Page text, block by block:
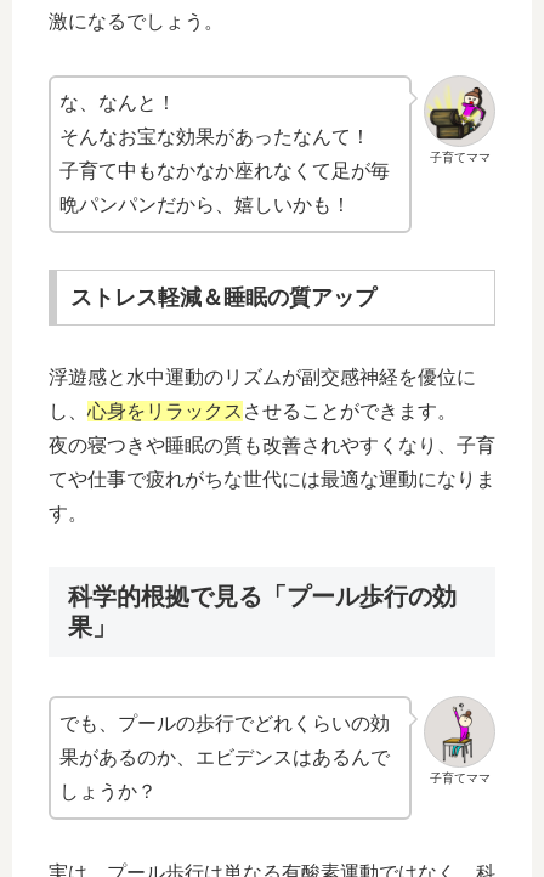
激になるでしょう。
子育てママ
な、なんと！
そんなお宝な効果があったなんて！
子育て中もなかなか座れなくて足が毎
晩パンパンだから、嬉しいかも！
ストレス軽減＆睡眠の質アップ
浮遊感と水中運動のリズムが副交感神経を優位に
し、 心身をリラックス させることができます。
夜の寝つきや睡眠の質も改善されやすくなり、子育
てや仕事で疲れがちな世代には最適な運動になりま
す。
科学的根拠で見る「プール歩行の効
果」
子育てママ
でも、プールの歩行でどれくらいの効
果があるのか、エビデンスはあるんで
しょうか？